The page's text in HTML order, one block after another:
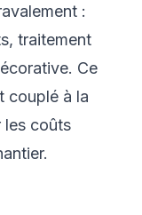
:
traitement
Ce
couplé à la
les coûts